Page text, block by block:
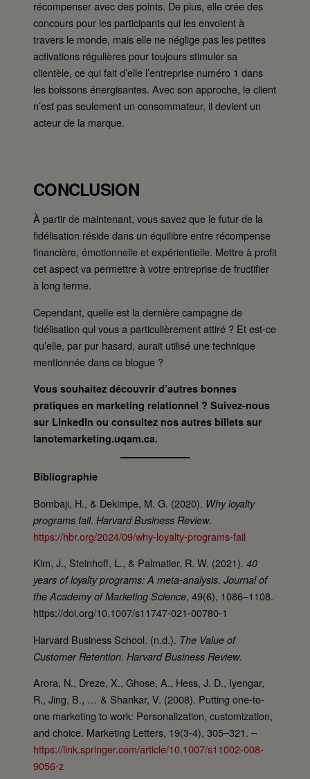
récompenser avec des points. De plus, elle crée des
concours pour les participants qui les envoient à
travers le monde, mais elle ne néglige pas les petites
activations régulières pour toujours stimuler sa
clientèle, ce qui fait d’elle l’entreprise numéro 1 dans
les boissons énergisantes. Avec son approche, le client
n’est pas seulement un consommateur, il devient un
acteur de la marque.
CONCLUSION
À partir de maintenant, vous savez que le futur de la
fidélisation réside dans un équilibre entre récompense
financière, émotionnelle et expérientielle. Mettre à profit
cet aspect va permettre à votre entreprise de fructifier
à long terme.
Cependant, quelle est la dernière campagne de
fidélisation qui vous a particulièrement attiré ? Et est-ce
qu’elle, par pur hasard, aurait utilisé une technique
mentionnée dans ce blogue ?
Vous souhaitez découvrir d’autres bonnes
pratiques en marketing relationnel ? Suivez-nous
sur LinkedIn ou consultez nos autres billets sur
lanotemarketing.uqam.ca.
Bibliographie
Bombajı, H., & Dekimpe, M. G. (2020). Why loyalty
programs fail. Harvard Business Review.
https://hbr.org/2024/09/why-loyalty-programs-fail
Kim, J., Steinhoff, L., & Palmatier, R. W. (2021). 40
years of loyalty programs: A meta-analysis. Journal of
the Academy of Marketing Science, 49(6), 1086–1108.
https://doi.org/10.1007/s11747-021-00780-1
Harvard Business School. (n.d.). The Value of
Customer Retention. Harvard Business Review.
Arora, N., Dreze, X., Ghose, A., Hess, J. D., Iyengar,
R., Jing, B., … & Shankar, V. (2008). Putting one-to-
one marketing to work: Personalization, customization,
and choice. Marketing Letters, 19(3-4), 305–321. –
https://link.springer.com/article/10.1007/s11002-008-
9056-z